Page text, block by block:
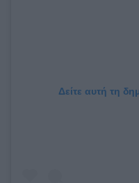
Δείτε αυτή τη